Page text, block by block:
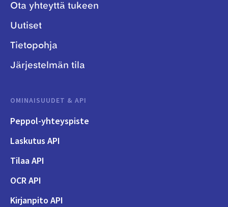
Ota yhteyttä tukeen
Uutiset
Tietopohja
Järjestelmän tila
OMINAISUUDET & API
Peppol-yhteyspiste
Laskutus API
Tilaa API
OCR API
Kirjanpito API